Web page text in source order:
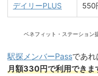
デイリーPLUS 550
ベネフィット・ステーション
駅探メンバーPassであ
月額330円で利用できま